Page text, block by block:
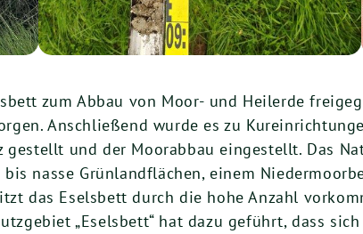
zum Abbau von Moor- und Heilerde
Anschließend wurde es zu
und der Moorabbau eingestellt. Das
nasse Grünlandflächen, einem
das Eselsbett durch die hohe Anzahl
„Eselsbett“ hat dazu geführt, dass